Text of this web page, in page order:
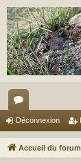
or
u
Déconnexion
Accueil du forum